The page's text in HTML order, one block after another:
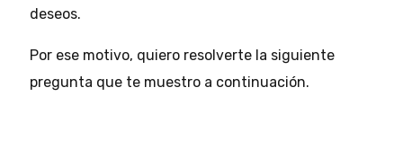
deseos.
Por ese motivo, quiero resolverte la siguiente
pregunta que te muestro a continuación.